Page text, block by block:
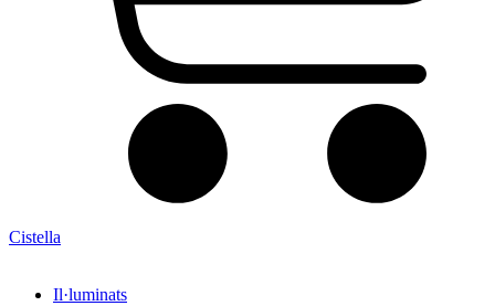
Cistella
Il·luminats